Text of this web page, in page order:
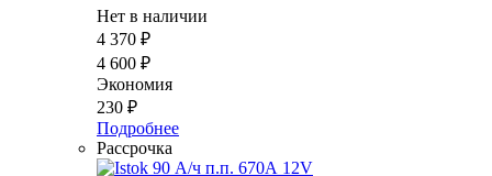
Нет в наличии
4 370 ₽
4 600 ₽
Экономия
230 ₽
Подробнее
Рассрочка